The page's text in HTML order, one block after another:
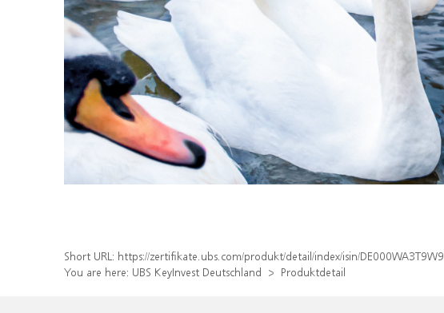
Short URL: https://zertifikate.ubs.com/produkt/detail/index/isin/DE000WA3T9W9
You are here: UBS KeyInvest Deutschland Produktdetail